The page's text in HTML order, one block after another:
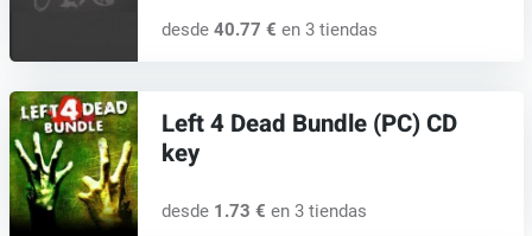
desde 40.77 € en 3 tiendas
Left 4 Dead Bundle (PC) CD
key
desde 1.73 € en 3 tiendas